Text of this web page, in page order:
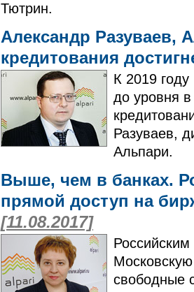
Тютрин.
Александр Разуваев,
кредитования
​​​​​​​К 2019
до уровня
Разуваев,
Альпари.
Выше, чем в банках.
прямой доступ на
[11.08.2017]
свободные